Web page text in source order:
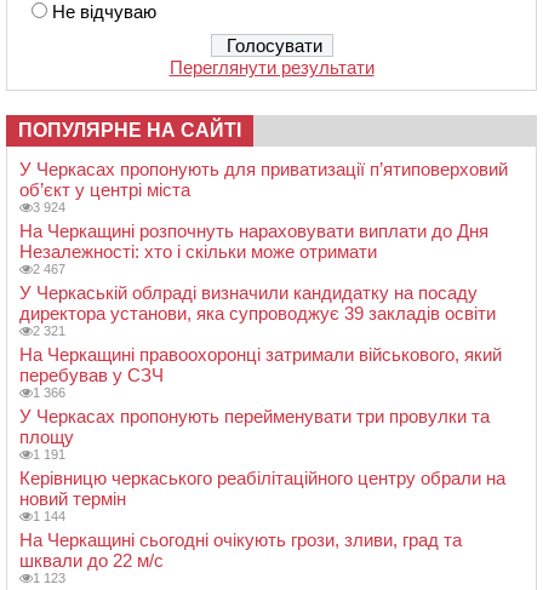
Не відчуваю
Переглянути результати
ПОПУЛЯРНЕ НА САЙТІ
У Черкасах пропонують для приватизації п’ятиповерховий
об’єкт у центрі міста
3 924
На Черкащині розпочнуть нараховувати виплати до Дня
Незалежності: хто і скільки може отримати
2 467
У Черкаській облраді визначили кандидатку на посаду
директора установи, яка супроводжує 39 закладів освіти
2 321
На Черкащині правоохоронці затримали військового, який
перебував у СЗЧ
1 366
У Черкасах пропонують перейменувати три провулки та
площу
1 191
Керівницю черкаського реабілітаційного центру обрали на
новий термін
1 144
На Черкащині сьогодні очікують грози, зливи, град та
шквали до 22 м/с
1 123